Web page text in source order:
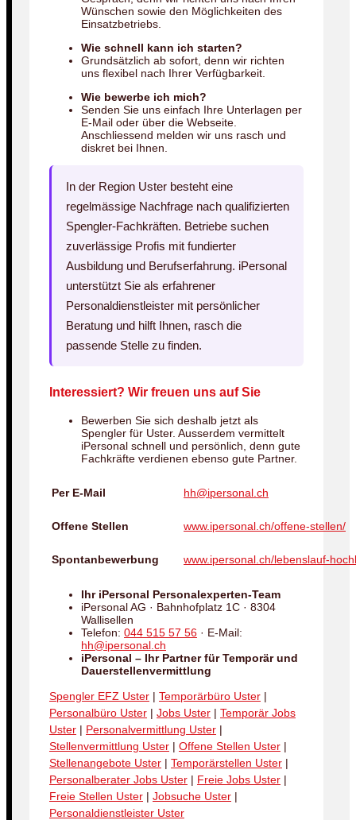
Wünschen sowie den Möglichkeiten des
Einsatzbetriebs.
Wie schnell kann ich starten?
Grundsätzlich ab sofort, denn wir richten
uns flexibel nach Ihrer Verfügbarkeit.
Wie bewerbe ich mich?
Senden Sie uns einfach Ihre Unterlagen per
E-Mail oder über die Webseite.
Anschliessend melden wir uns rasch und
diskret bei Ihnen.
In der Region Uster besteht eine
regelmässige Nachfrage nach qualifizierten
Spengler-Fachkräften. Betriebe suchen
zuverlässige Profis mit fundierter
Ausbildung und Berufserfahrung. iPersonal
unterstützt Sie als erfahrener
Personaldienstleister mit persönlicher
Beratung und hilft Ihnen, rasch die
passende Stelle zu finden.
Interessiert? Wir freuen uns auf Sie
Bewerben Sie sich deshalb jetzt als
Spengler für Uster. Ausserdem vermittelt
iPersonal schnell und persönlich, denn gute
Fachkräfte verdienen ebenso gute Partner.
Per E-Mail hh@ipersonal.ch
Offene Stellen www.ipersonal.ch/offene-stellen/
Spontanbewerbung www.ipersonal.ch/lebenslauf-
Ihr iPersonal Personalexperten-Team
iPersonal AG · Bahnhofplatz 1C · 8304
Wallisellen
Telefon: 044 515 57 56 · E-Mail:
hh@ipersonal.ch
iPersonal – Ihr Partner für Temporär und
Dauerstellenvermittlung
Spengler EFZ Uster | Temporärbüro Uster |
Personalbüro Uster | Jobs Uster | Temporär Jobs
Uster | Personalvermittlung Uster |
Stellenvermittlung Uster | Offene Stellen Uster |
Stellenangebote Uster | Temporärstellen Uster |
Personalberater Jobs Uster | Freie Jobs Uster |
Freie Stellen Uster | Jobsuche Uster |
Personaldienstleister Uster